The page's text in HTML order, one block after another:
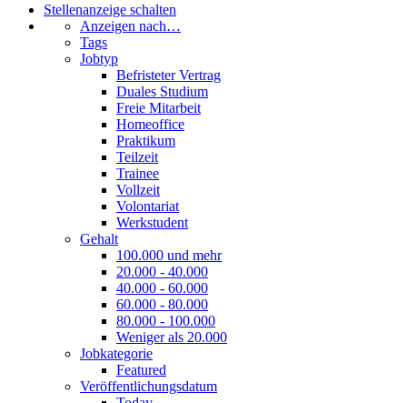
Stellenanzeige schalten
Anzeigen nach…
Tags
Jobtyp
Befristeter Vertrag
Duales Studium
Freie Mitarbeit
Homeoffice
Praktikum
Teilzeit
Trainee
Vollzeit
Volontariat
Werkstudent
Gehalt
100.000 und mehr
20.000 - 40.000
40.000 - 60.000
60.000 - 80.000
80.000 - 100.000
Weniger als 20.000
Jobkategorie
Featured
Veröffentlichungsdatum